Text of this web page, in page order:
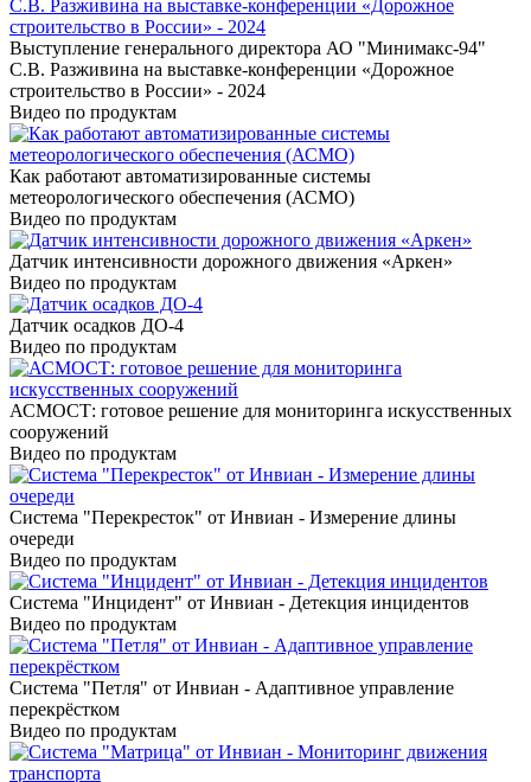
Выступление генерального директора АО "Минимакс-94"
С.В. Разживина на выставке-конференции «Дорожное
строительство в России» - 2024
Видео по продуктам
Как работают автоматизированные системы
метеорологического обеспечения (АСМО)
Видео по продуктам
Датчик интенсивности дорожного движения «Аркен»
Видео по продуктам
Датчик осадков ДО-4
Видео по продуктам
АСМОСТ: готовое решение для мониторинга искусственных
сооружений
Видео по продуктам
Система "Перекресток" от Инвиан - Измерение длины
очереди
Видео по продуктам
Система "Инцидент" от Инвиан - Детекция инцидентов
Видео по продуктам
Система "Петля" от Инвиан - Адаптивное управление
перекрёстком
Видео по продуктам